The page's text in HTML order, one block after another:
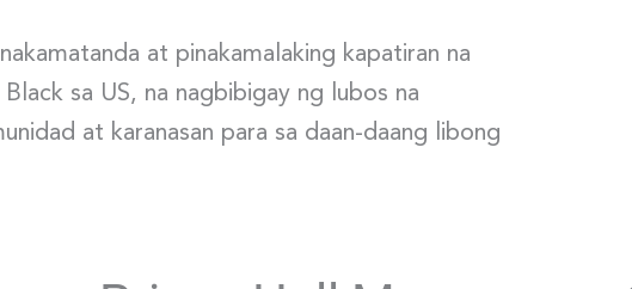
at pinakamalaking kapatiran na
sa US, na nagbibigay ng lubos na
at karanasan para sa daan-daang libong